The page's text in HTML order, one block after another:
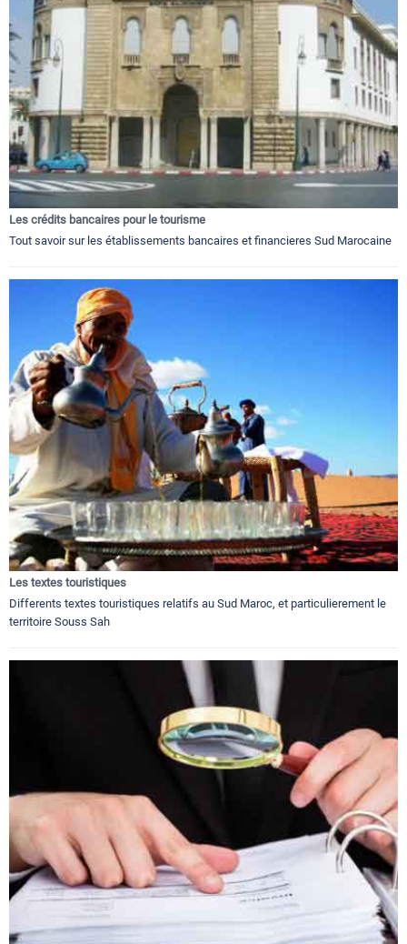
Les crédits bancaires pour le tourisme
Tout savoir sur les établissements bancaires et financieres Sud Marocaine
Les textes touristiques
Differents textes touristiques relatifs au Sud Maroc, et particulierement le
territoire Souss Sah